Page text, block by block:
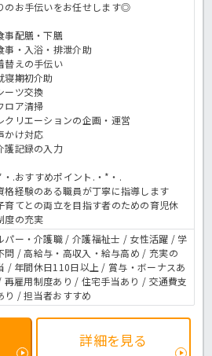
のお手伝いをお任せします◎
事配膳・下膳
・入浴・排泄介助
替えの手伝い
期初介助
ーツ交換
ロア清掃
リエーションの企画・運営
かけ対応
護記録の入力
・.おすすめポイント.・*・.
経験のある職員が丁寧に指導します
てとの両立を目指す者のための育児休
度の充実
パー・介護職 / 介護福祉士 / 女性活躍 / 学
問 / 高給与・高収入・給与高め / 充実の
/ 年間休日110日以上 / 賞与・ボーナスあ
再雇用制度あり / 住宅手当あり / 交通費支
り / 担当者おすすめ
詳細を見る